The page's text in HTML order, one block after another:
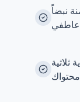
نبضاً
عاطفي